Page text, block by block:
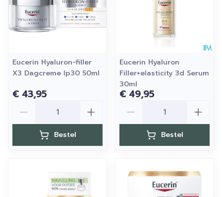
Eucerin Hyaluron-filler
X3 Dagcreme Ip30 50ml
€ 43,95
Bestel
Eucerin Hyaluron
Filler+elasticity 3d Serum
30ml
€ 49,95
Bestel